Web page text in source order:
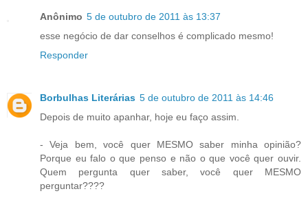
Anônimo 5 de outubro de 2011 às 13:37
esse negócio de dar conselhos é complicado mesmo!
Responder
Borbulhas Literárias 5 de outubro de 2011 às 14:46
Depois de muito apanhar, hoje eu faço assim.
- Veja bem, você quer MESMO saber minha opinião?
Porque eu falo o que penso e não o que você quer ouvir.
Quem pergunta quer saber, você quer MESMO
perguntar????